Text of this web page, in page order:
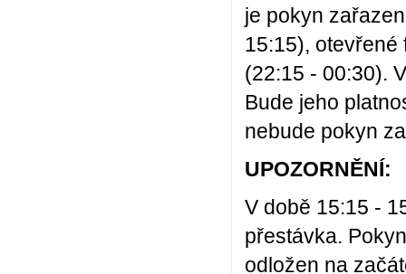
je pokyn
15:15),
(22:15 - 00:30).
Bude jeho
nebude pokyn
UPOZORNĚNÍ:
V době 15:15 -
přestávka.
odložen na